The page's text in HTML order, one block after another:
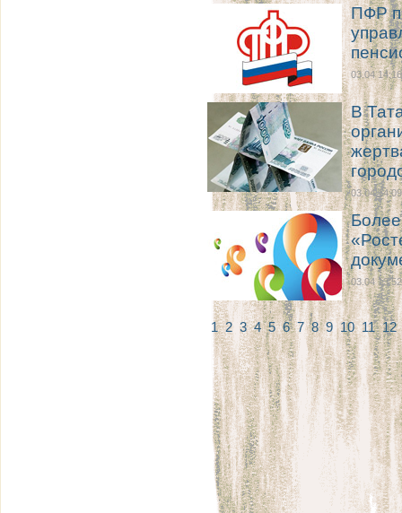
ПФР
03.04 14:16
В
03.04 14:09
03.04 13:52
12 3456789 101112